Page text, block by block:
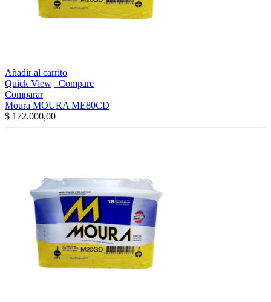
Añadir al carrito
Quick View
Compare
Comparar
Moura MOURA ME80CD
$ 172.000,00